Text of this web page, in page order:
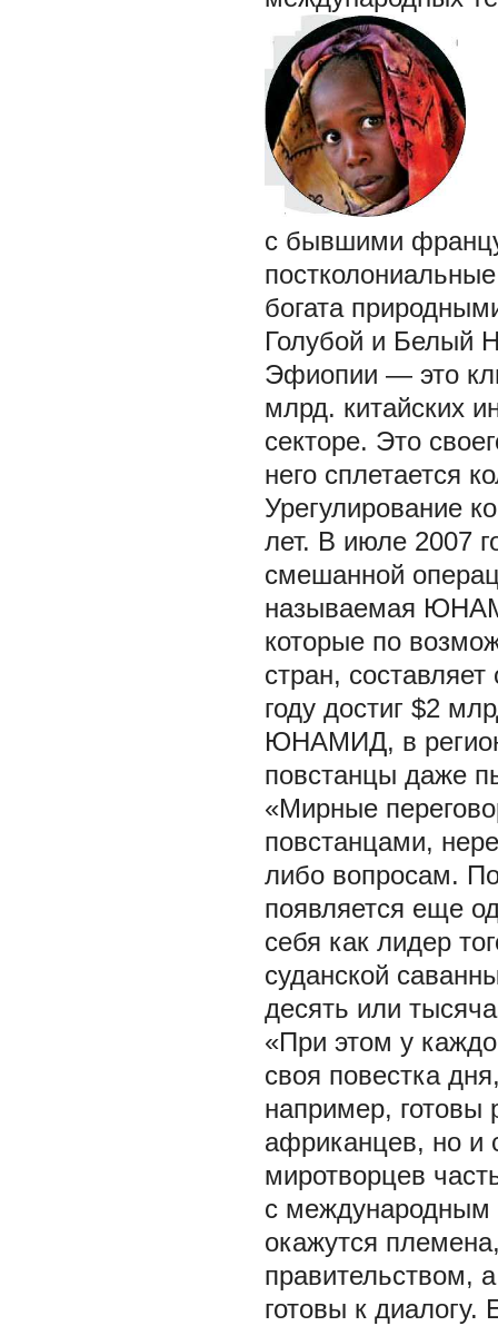
с бывшими
богата
Голубой и Белый
Эфиопии — это
млрд. китайских
секторе. Это
него сплетается
Урегулирование
лет. В июле 2007
смешанной
называемая
которые по
стран,
году достиг $2
ЮНАМИД, в
повстанцы даже
«Мирные
повстанцами,
либо вопросам.
появляется еще
себя как лидер
суданской
десять или
«При этом у
своя повестка
например, готовы
африканцев, но и
миротворцев
с международным
окажутся
правительством,
готовы к